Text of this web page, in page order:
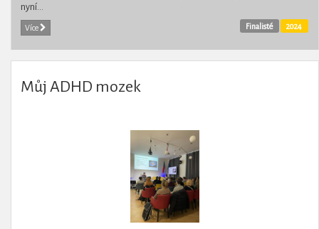
nyní...
Více 2024
Finalisté
Můj ADHD mozek